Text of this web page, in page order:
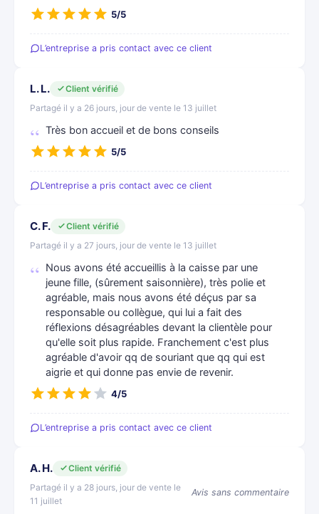
5/5
L’entreprise a pris contact avec ce client
L. L.
Client vérifié
Partagé il y a 26 jours, jour de vente le 13 juillet
Très bon accueil et de bons conseils
5/5
L’entreprise a pris contact avec ce client
C. F.
Client vérifié
Partagé il y a 27 jours, jour de vente le 13 juillet
Nous avons été accueillis à la caisse par une
jeune fille, (sûrement saisonnière), très polie et
agréable, mais nous avons été déçus par sa
responsable ou collègue, qui lui a fait des
réflexions désagréables devant la clientèle pour
qu'elle soit plus rapide. Franchement c'est plus
agréable d'avoir qq de souriant que qq qui est
aigrie et qui donne pas envie de revenir.
4/5
L’entreprise a pris contact avec ce client
A. H.
Client vérifié
Partagé il y a 28 jours, jour de vente le
11 juillet
Avis sans commentaire